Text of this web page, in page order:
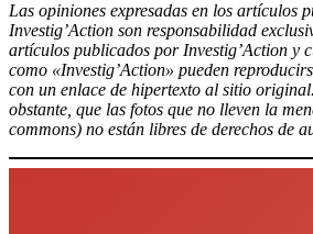
Las opiniones expresadas en los artículos
Investig’Action son responsabilidad
artículos publicados por Investig’Action y
como «Investig’Action» pueden
con un enlace de hipertexto al sitio
obstante, que las fotos que no lleven la
commons) no están libres de derechos de